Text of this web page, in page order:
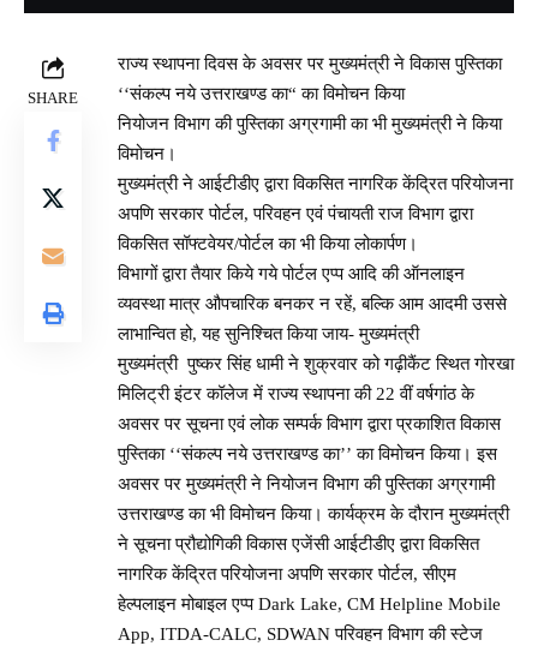
SHARE
राज्य स्थापना दिवस के अवसर पर मुख्यमंत्री ने विकास पुस्तिका
‘‘संकल्प नये उत्तराखण्ड का“ का विमोचन किया
नियोजन विभाग की पुस्तिका अग्रगामी का भी मुख्यमंत्री ने किया
विमोचन।
मुख्यमंत्री ने आईटीडीए द्वारा विकसित नागरिक केंद्रित परियोजना
अपणि सरकार पोर्टल, परिवहन एवं पंचायती राज विभाग द्वारा
विकसित सॉफ्टवेयर/पोर्टल का भी किया लोकार्पण।
विभागों द्वारा तैयार किये गये पोर्टल एप्प आदि की ऑनलाइन
व्यवस्था मात्र औपचारिक बनकर न रहें, बल्कि आम आदमी उससे
लाभान्वित हो, यह सुनिश्चित किया जाय- मुख्यमंत्री
मुख्यमंत्री पुष्कर सिंह धामी ने शुक्रवार को गढ़ीकैंट स्थित गोरखा
मिलिट्री इंटर कॉलेज में राज्य स्थापना की 22 वीं वर्षगांठ के
अवसर पर सूचना एवं लोक सम्पर्क विभाग द्वारा प्रकाशित विकास
पुस्तिका ‘‘संकल्प नये उत्तराखण्ड का’’ का विमोचन किया। इस
अवसर पर मुख्यमंत्री ने नियोजन विभाग की पुस्तिका अग्रगामी
उत्तराखण्ड का भी विमोचन किया। कार्यक्रम के दौरान मुख्यमंत्री
ने सूचना प्रौद्योगिकी विकास एजेंसी आईटीडीए द्वारा विकसित
नागरिक केंद्रित परियोजना अपणि सरकार पोर्टल, सीएम
हेल्पलाइन मोबाइल एप्प Dark Lake, CM Helpline Mobile
App, ITDA-CALC, SDWAN परिवहन विभाग की स्टेज